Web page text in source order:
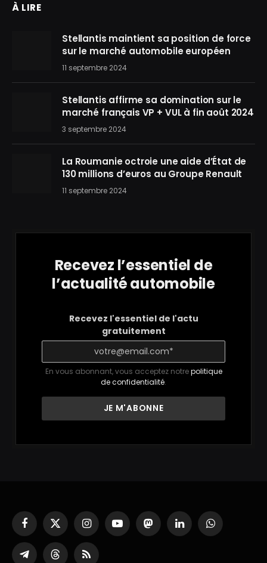
À LIRE
Stellantis maintient sa position de force
sur le marché automobile européen
11 septembre 2024
Stellantis affirme sa domination sur le
marché français VP + VUL à fin août 2024
3 septembre 2024
La Roumanie octroie une aide d’État de
130 millions d’euros au Groupe Renault
11 septembre 2024
Recevez l’essentiel de
l’actualité automobile
Recevez l'essentiel de l'actu
gratuitement
En vous abonnant, vous acceptez notrepolitique
de confidentialité.
Facebook
X
(Twitter)
InstagramYouTubeMastodonLinkedInWhatsApp
PartagerThreadsRSS